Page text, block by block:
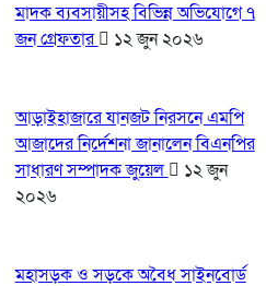
মাদক ব্যবসায়ীসহ বিভিন্ন অভিযোগে ৭
জন গ্রেফতার
১২ জুন ২০২৬
আড়াইহাজারে যানজট নিরসনে এমপি
আজাদের নির্দেশনা জানালেন বিএনপির
সাধারণ সম্পাদক জুয়েল
১২ জুন
২০২৬
মহাসড়ক ও সড়কে অবৈধ সাইনবোর্ড